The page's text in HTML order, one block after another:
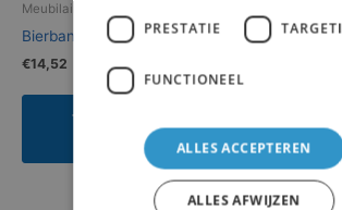
Meubilair
Bierbanken set
€14,52
Toevoegen aan
offerte
Kuipstoel
PRESTATIE
FUNCTIONEEL
ALLES ACCEPTEREN
ALLES AFWIJZEN